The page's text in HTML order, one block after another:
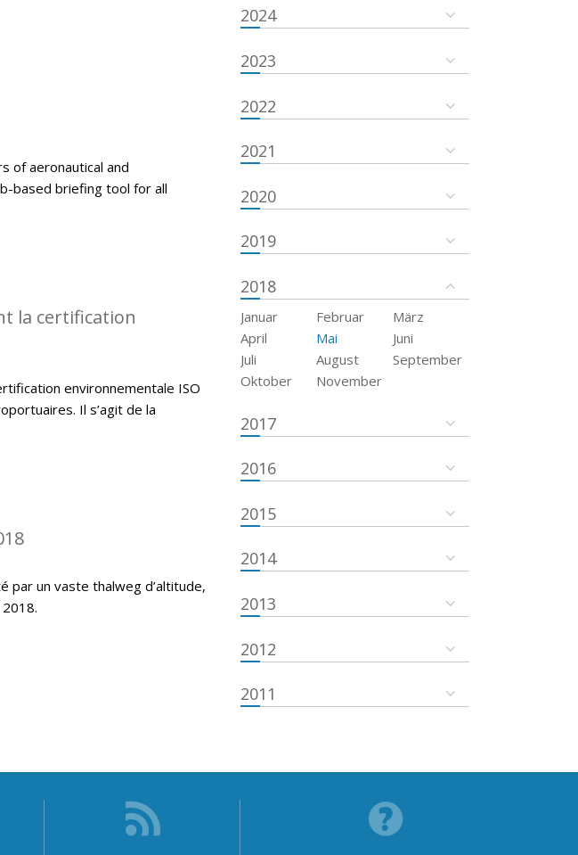
of aeronautical and
based briefing tool for all
la certification
environnementale ISO
Il s’agit de la
par un vaste thalweg d’altitude,
2024
2023
2022
2021
2020
2019
2018
Januar Februar
März
April
Mai
Juni
Juli
August
September
Oktober
November
2017
2016
2015
2014
2013
2012
2011